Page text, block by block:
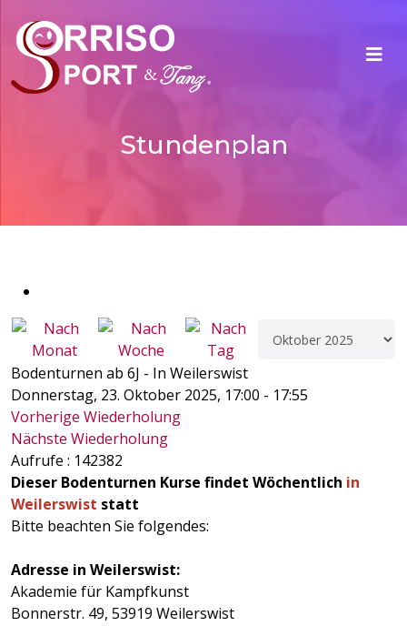
Stundenplan
Bodenturnen ab 6J - In Weilerswist
Donnerstag, 23. Oktober 2025, 17:00 - 17:55
Vorherige Wiederholung
Nächste Wiederholung
Aufrufe : 142382
Dieser Bodenturnen Kurse findet Wöchentlich in
Weilerswist statt
Bitte beachten Sie folgendes:
Adresse in Weilerswist:
Akademie für Kampfkunst
Bonnerstr. 49, 53919 Weilerswist